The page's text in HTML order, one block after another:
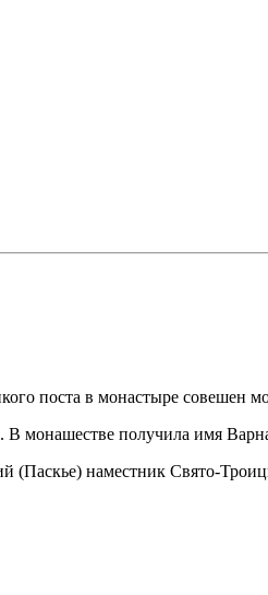
поста в монастыре совешен
получила имя
(Паскье) наместник Свято-